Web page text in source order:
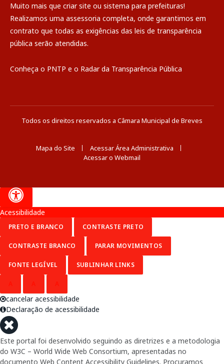
Muito mais que criar site ou sistema para prefeituras!
Realizamos uma assessoria completa, onde garantimos em
contrato que todas as exigências das leis de transparência
pública serão atendidas.
Conheça o PNTP e o Radar da Transparência Pública
Todos os direitos reservados a Câmara Municipal de Breves
Mapa do Site
Acessar Área Administrativa
Acessar o Webmail
Acessibilidade
PRETO E BRANCO CONTRASTE PRETO
CONTRASTE BRANCO PARAR MOVIMENTOS
FONTE LEGÍVEL SUBLINHAR LINKS
cancelar acessibilidade
Declaração de acessibilidade
Este portal foi desenvolvido seguindo as diretrizes e a metodologia
do W3C – World Wide Web Consortium, apresentadas no
documento Web Content Accessibility Guidelines. Procuramos